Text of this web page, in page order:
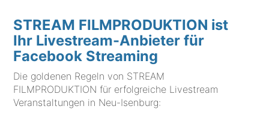
STREAM FILMPRODUKTION ist
Ihr Livestream-Anbieter für
Facebook Streaming
Die goldenen Regeln von STREAM
FILMPRODUKTION für erfolgreiche Livestream
Veranstaltungen in Neu-Isenburg: